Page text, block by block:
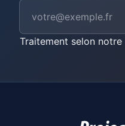
Traitement selon notre